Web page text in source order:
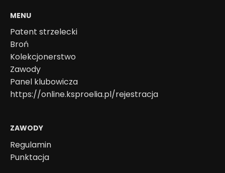
MENU
Patent strzelecki
Broń
Kolekcjonerstwo
Zawody
Panel klubowicza
https://online.ksproelia.pl/rejestracja
ZAWODY
Regulamin
Punktacja